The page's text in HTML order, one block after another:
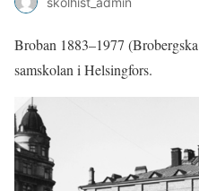
Broban 1883–1977
samskolan i Helsingfors.